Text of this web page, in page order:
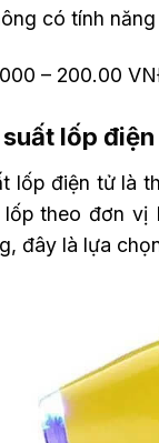
có tính
– 200.00
lốp
lốp điện tử là
theo đơn vị
đây là lựa